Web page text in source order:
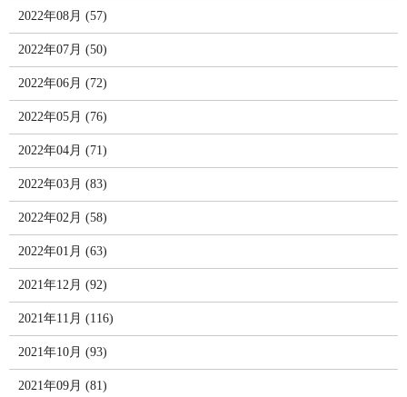
2022年08月 (57)
2022年07月 (50)
2022年06月 (72)
2022年05月 (76)
2022年04月 (71)
2022年03月 (83)
2022年02月 (58)
2022年01月 (63)
2021年12月 (92)
2021年11月 (116)
2021年10月 (93)
2021年09月 (81)